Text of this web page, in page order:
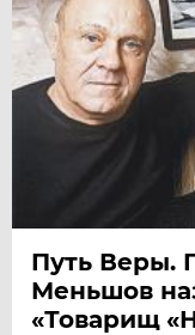
Путь Веры.
Меньшов
«Товарищ